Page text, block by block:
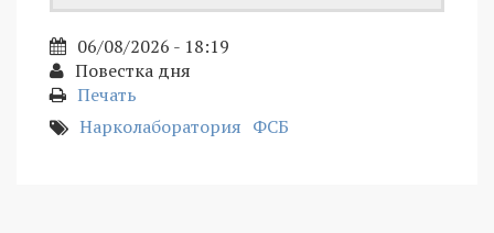
06/08/2026 - 18:19
Повестка дня
Печать
Нарколаборатория ФСБ